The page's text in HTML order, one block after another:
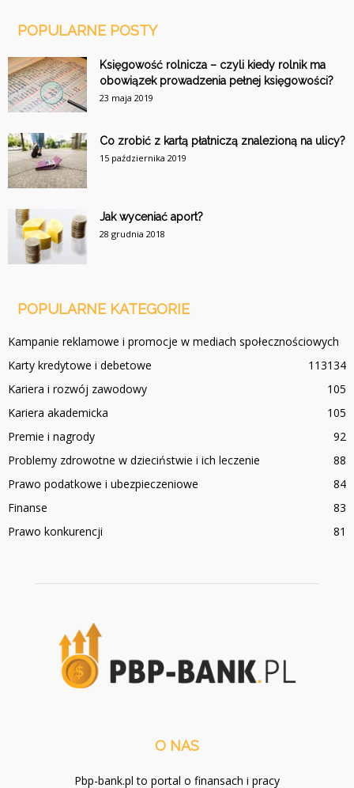
POPULARNE POSTY
Księgowość rolnicza – czyli kiedy rolnik ma
obowiązek prowadzenia pełnej księgowości?
23 maja 2019
Co zrobić z kartą płatniczą znalezioną na ulicy?
15 października 2019
Jak wyceniać aport?
28 grudnia 2018
POPULARNE KATEGORIE
Kampanie reklamowe i promocje w mediach społecznościowych
134
Karty kredytowe i debetowe
113
Kariera i rozwój zawodowy
105
Kariera akademicka
105
Premie i nagrody
92
Problemy zdrowotne w dzieciństwie i ich leczenie
88
Prawo podatkowe i ubezpieczeniowe
84
Finanse
83
Prawo konkurencji
81
O NAS
Pbp-bank.pl to portal o finansach i pracy